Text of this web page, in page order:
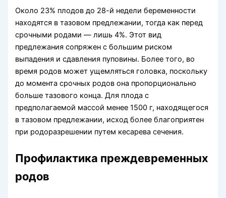
Около 23% плодов до 28-й недели беременности
находятся в тазовом предлежании, тогда как перед
срочными родами — лишь 4%. Этот вид
предлежания сопряжен с большим риском
выпадения и сдавления пуповины. Более того, во
время родов может ущемляться головка, поскольку
до момента срочных родов она пропорционально
больше тазового конца. Для плода с
предполагаемой массой менее 1500 г, находящегося
в тазовом предлежании, исход более благоприятен
при родоразрешении путем кесарева сечения.
Профилактика преждевременных
родов